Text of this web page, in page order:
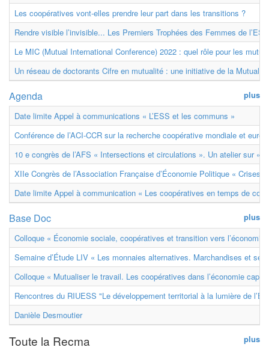
Les coopératives vont-elles prendre leur part dans les transitions ?
Rendre visible l’invisible... Les Premiers Trophées des Femmes de
Le MIC (Mutual International Conference) 2022 : quel rôle pour les
Un réseau de doctorants Cifre en mutualité : une initiative de la
plus
Agenda
Date limite Appel à communications « L’ESS et les communs »
Conférence de l’ACI-CCR sur la recherche coopérative mondiale et
10 e congrès de l’AFS « Intersections et circulations ». Un atelier sur «
XIIe Congrès de l’Association Française d’Économie Politique « Crises
Date limite Appel à communication « Les coopératives en temps de
plus
Base Doc
Colloque « Économie sociale, coopératives et transition vers
Semaine d’Étude LIV « Les monnaies alternatives. Marchandises et
Colloque « Mutualiser le travail. Les coopératives dans l’économie
Rencontres du RIUESS "Le développement territorial à la lumière de
Danièle Desmoutier
plus
Toute la Recma